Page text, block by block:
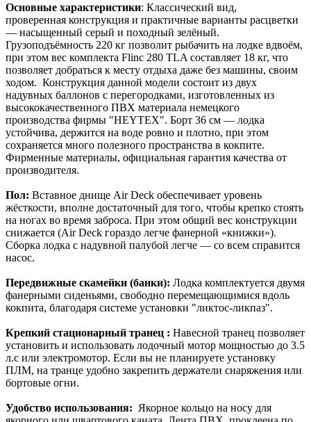
Основные характеристики: Классический вид,
проверенная конструкция и практичные варианты расцветки
— насыщенный серый и походный зелёный.
Грузоподъёмность 220 кг позволит рыбачить на лодке вдвоём,
при этом вес комплекта Flinc 280 TLA составляет 18 кг, что
позволяет добраться к месту отдыха даже без машины, своим
ходом. Конструкция данной модели состоит из двух
надувных баллонов с перегородками, изготовленных из
высококачественного ПВХ материала немецкого
производства фирмы "HEYTEX". Борт 36 см — лодка
устойчива, держится на воде ровно и плотно, при этом
сохраняется много полезного пространства в кокпите.
Фирменные материалы, официальная гарантия качества от
производителя.
Пол: Вставное днище Air Deck обеспечивает уровень
жёсткости, вполне достаточный для того, чтобы крепко стоять
на ногах во время заброса. При этом общий вес конструкции
снижается (Air Deck гораздо легче фанерной «книжки»).
Сборка лодка с надувной палубой легче — со всем справится
насос.
Передвижные скамейки (банки): Лодка комплектуется двумя
фанерными сиденьями, свободно перемещающимися вдоль
кокпита, благодаря системе установки "ликтос-ликпаз".
Крепкий стационарный транец : Навесной транец позволяет
установить и использовать лодочный мотор мощностью до 3.5
л.с или электромотор. Если вы не планируете установку
ПЛМ, на транце удобно закрепить держатели снаряжения или
бортовые огни.
Удобство использования: Якорное кольцо на носу для